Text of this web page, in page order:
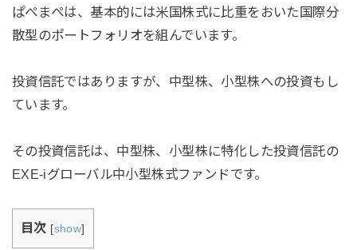
ぱぺまぺは、基本的には米国株式に比重をおいた国際分
散型のポートフォリオを組んでいます。
投資信託ではありますが、中型株、小型株への投資もし
ています。
その投資信託は、中型株、小型株に特化した投資信託の
EXE-iグローバル中小型株式ファンドです。
目次 [show]